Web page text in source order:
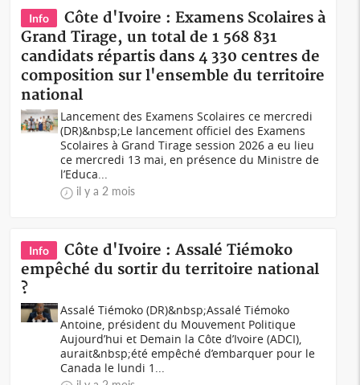
Info
Côte d'Ivoire : Examens Scolaires à
Grand Tirage, un total de 1 568 831
candidats répartis dans 4 330 centres de
composition sur l'ensemble du territoire
national
Lancement des Examens Scolaires ce mercredi
(DR)&nbsp;Le lancement officiel des Examens
Scolaires à Grand Tirage session 2026 a eu lieu
ce mercredi 13 mai, en présence du Ministre de
l’Educa...
il y a 2 mois
Info
Côte d'Ivoire : Assalé Tiémoko
empêché du sortir du territoire national
?
Assalé Tiémoko (DR)&nbsp;Assalé Tiémoko
Antoine, président du Mouvement Politique
Aujourd’hui et Demain la Côte d’Ivoire (ADCI),
aurait&nbsp;été empêché d’embarquer pour le
Canada le lundi 1...